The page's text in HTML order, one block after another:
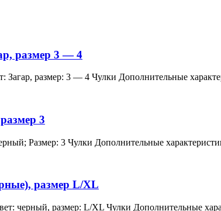
размер 3 — 4
размер: 3 — 4 Чулки Дополнительные
3
Размер: 3 Чулки Дополнительные
размер L/XL
черный, размер: L/XL Чулки Дополнительные